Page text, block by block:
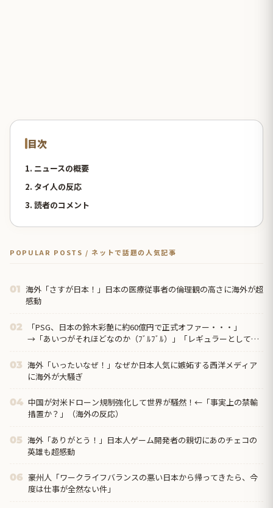
目次
1. ニュースの概要
2. タイ人の反応
3. 読者のコメント
POPULAR POSTS / ネットで話題の人気記事
01 海外「さすが日本！」日本の医療従事者の倫理観の高さに海外が超
感動
02
「PSG、日本の鈴木彩艶に約60億円で正式オファー・・・」
→「あいつがそれほどなのか（ﾌﾞﾙﾌﾞﾙ）」「レギュラーとして出
03 海外「いったいなぜ！」なぜか日本人気に嫉妬する西洋メディア
に海外が大騒ぎ
04 中国が対米ドローン規制強化して世界が騒然！←「事実上の禁輸
措置か？」（海外の反応）
05 海外「ありがとう！」日本人ゲーム開発者の親切にあのチェコの
英雄も超感動
06 豪州人「ワークライフバランスの悪い日本から帰ってきたら、今
度は仕事が全然ない件」